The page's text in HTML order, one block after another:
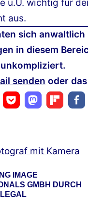
u.U. wichtig für
aus.
sich
in diesem
unkompliziert.
senden oder
IMAGE
GMBH DURCH